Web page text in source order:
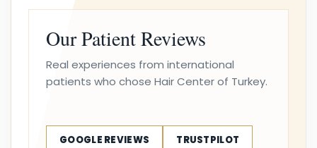
Our Patient Reviews
Real experiences from international
patients who chose Hair Center of Turkey.
GOOGLE REVIEWS TRUSTPILOT